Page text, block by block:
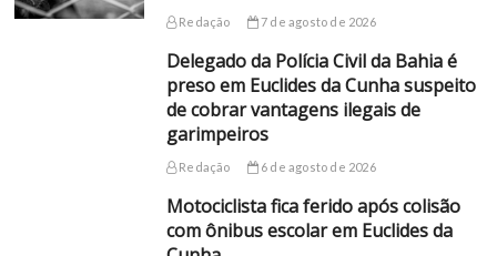
Redação 7 de agosto de 2026
Delegado da Polícia Civil da Bahia é
preso em Euclides da Cunha suspeito
de cobrar vantagens ilegais de
garimpeiros
Redação 6 de agosto de 2026
Motociclista fica ferido após colisão
com ônibus escolar em Euclides da